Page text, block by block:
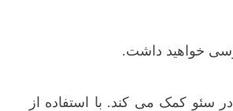
این یکپارچه سازی به دلیل افزایش اهمیت سرعت صفحه و Core Web Vital در سئو کمک می کند. با استفاده از